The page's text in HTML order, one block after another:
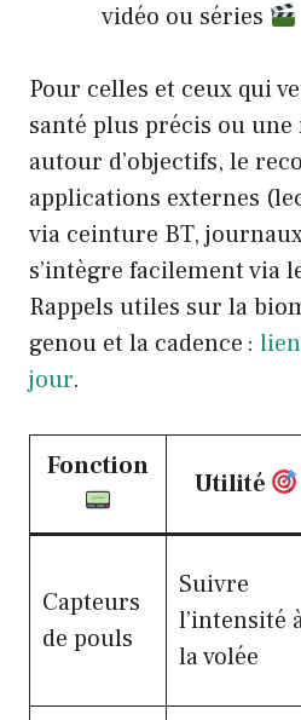
vidéo ou séries
Pour celles et ceux qui
santé plus précis ou
autour d’objectifs, le
applications externes
via ceinture BT,
s’intègre facilement via
Rappels utiles sur la
genou et la cadence :
jour.
Fonction
Utilité
Capteurs
de pouls
Suivre
l’intensité
la volée